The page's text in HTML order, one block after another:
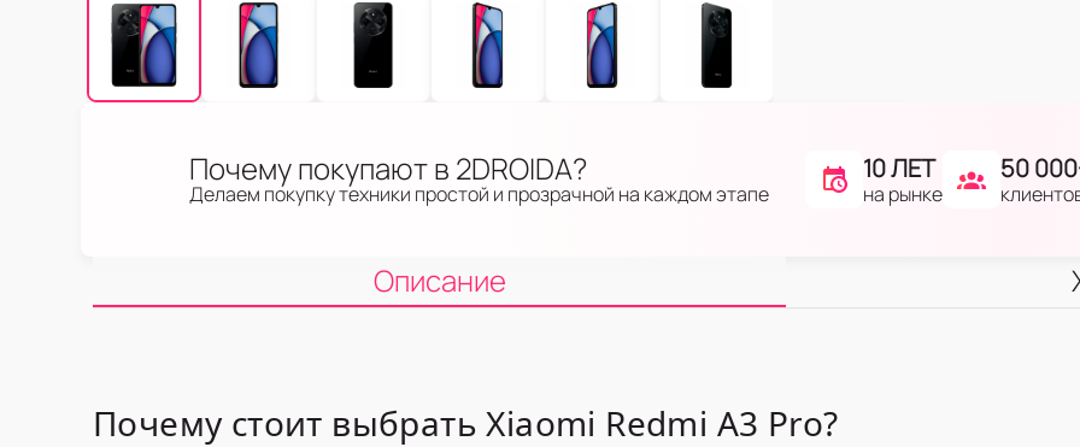
Почему покупают в 2DROIDA?
Делаем покупку техники простой и прозрачной на каждом этапе
10 ЛЕТ
на рынке
50
Описание
Почему стоит выбрать Xiaomi Redmi A3 Pro?